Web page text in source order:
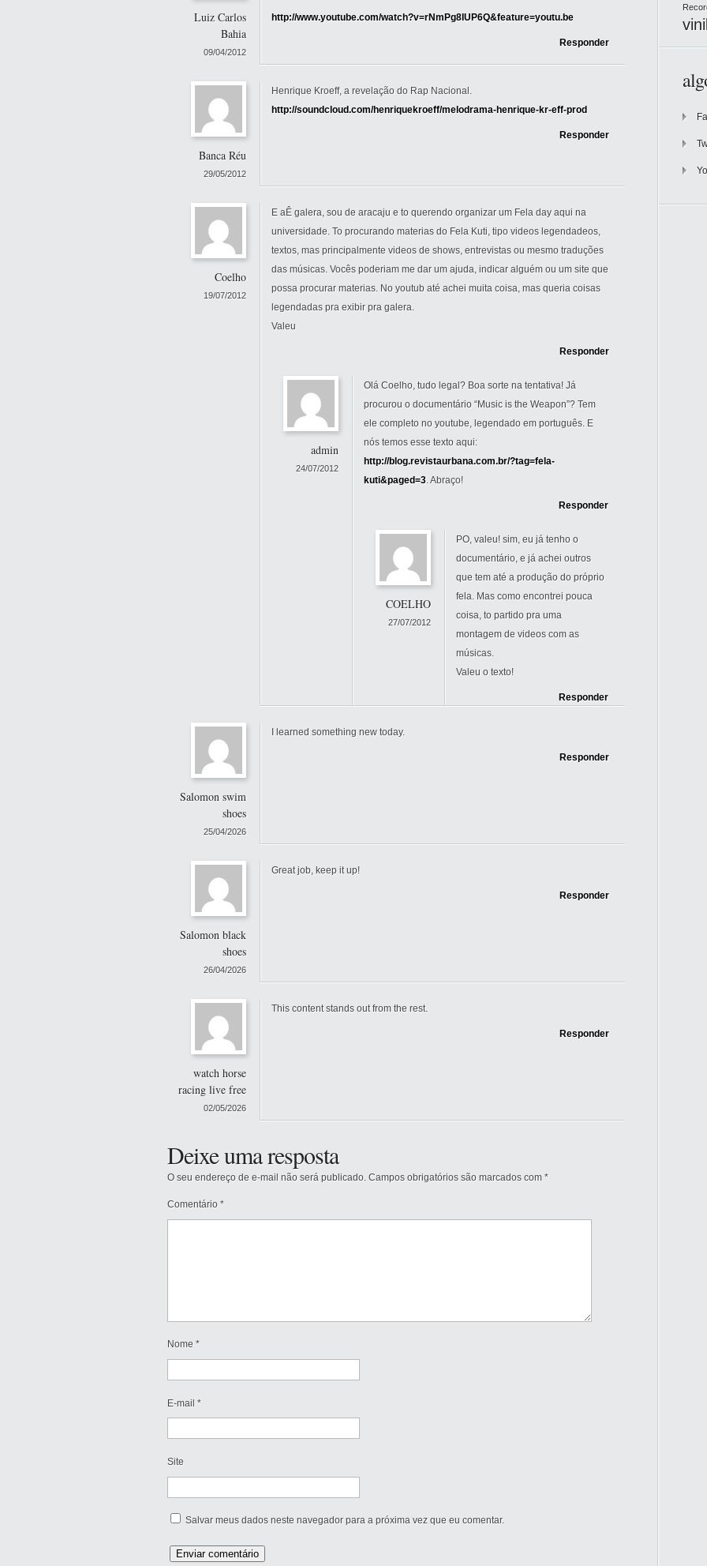
Luiz Carlos
Bahia
09/04/2012
http://www.youtube.com/watch?v=rNmPg8IUP6Q&feature=youtu.be
Responder
Banca Réu
29/05/2012
Henrique Kroeff, a revelação do Rap Nacional.
http://soundcloud.com/henriquekroeff/melodrama-henrique-kr-eff-prod
Responder
Coelho
19/07/2012
E aÊ galera, sou de aracaju e to querendo organizar um Fela day aqui na
universidade. To procurando materias do Fela Kuti, tipo videos legendadeos,
textos, mas principalmente videos de shows, entrevistas ou mesmo traduções
das músicas. Vocês poderiam me dar um ajuda, indicar alguém ou um site que
possa procurar materias. No youtub até achei muita coisa, mas queria coisas
legendadas pra exibir pra galera.
Valeu
Responder
admin
24/07/2012
Olá Coelho, tudo legal? Boa sorte na tentativa! Já
procurou o documentário “Music is the Weapon”? Tem
ele completo no youtube, legendado em português. E
nós temos esse texto aqui:
http://blog.revistaurbana.com.br/?tag=fela-
kuti&paged=3. Abraço!
Responder
COELHO
27/07/2012
PO, valeu! sim, eu já tenho o
documentário, e já achei outros
que tem até a produção do próprio
fela. Mas como encontrei pouca
coisa, to partido pra uma
montagem de videos com as
músicas.
Valeu o texto!
Responder
Salomon swim
shoes
25/04/2026
I learned something new today.
Responder
Salomon black
shoes
26/04/2026
Great job, keep it up!
Responder
watch horse
racing live free
02/05/2026
This content stands out from the rest.
Responder
Deixe uma resposta
O seu endereço de e-mail não será publicado. Campos obrigatórios são marcados com *
Comentário *
Nome *
E-mail *
Site
Salvar meus dados neste navegador para a próxima vez que eu comentar.
vinil